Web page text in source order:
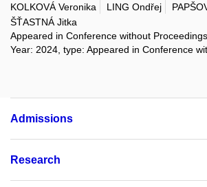
KOLKOVÁ Veronika
LING Ondřej
ŠŤASTNÁ Jitka
Appeared in Conference without Proceedings
Year: 2024, type: Appeared in Conference
Admissions
Research